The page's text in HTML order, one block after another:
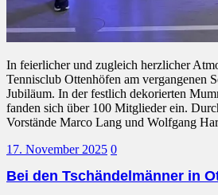
In feierlicher und zugleich herzlicher
Tennisclub Ottenhöfen am vergangenen
Jubiläum. In der festlich dekorierten
fanden sich über 100 Mitglieder ein.
Vorstände Marco Lang und Wolfgang
17. November 2025 0
Bei den Tschändelmänner in